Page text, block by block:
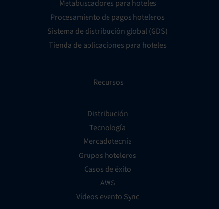
Metabuscadores para hoteles
Procesamiento de pagos hoteleros
Sistema de distribución global (GDS)
Tienda de aplicaciones para hoteles
Recursos
Distribución
Tecnología
Mercadotecnia
Grupos hoteleros
Casos de éxito
AWS
Vídeos evento Sync